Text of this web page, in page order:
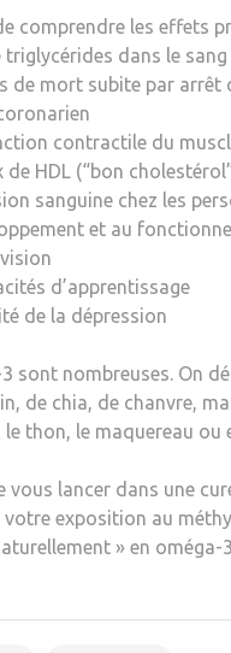
comprendre les effets
dans le sang
de mort subite par arrêt
contractile du
HDL (“bon
sanguine chez les
et au
d’apprentissage
de la dépression
sont nombreuses. On
de chia, de chanvre,
thon, le maquereau ou
vous lancer dans une
exposition au
» en